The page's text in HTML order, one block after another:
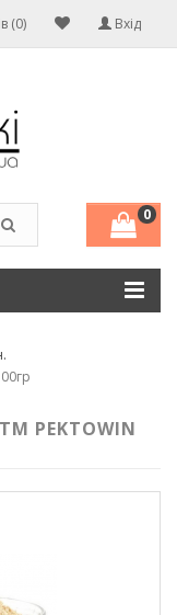
Вхід
(0)
0
PEKTOWIN